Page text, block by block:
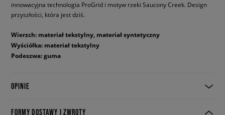
innowacyjna technologia ProGrid i motyw rzeki Saucony Creek. Design
przyszłości, która jest dziś.
Wierzch: materiał tekstylny, materiał syntetyczny
Wyściółka: materiał tekstylny
Podeszwa: guma
OPINIE
FORMY DOSTAWY I ZWROTY